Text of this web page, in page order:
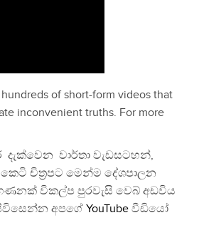
of short-form videos that
inconvenient truths. For more
වාර්තා වැඩසටහන්,
චිත්‍රපට මෙන්ම දේශපාලන
ගණනක් විකල්ප පුරවැසි වෙබ් අඩවිය
අපගේ YouTube වීඩියෝ